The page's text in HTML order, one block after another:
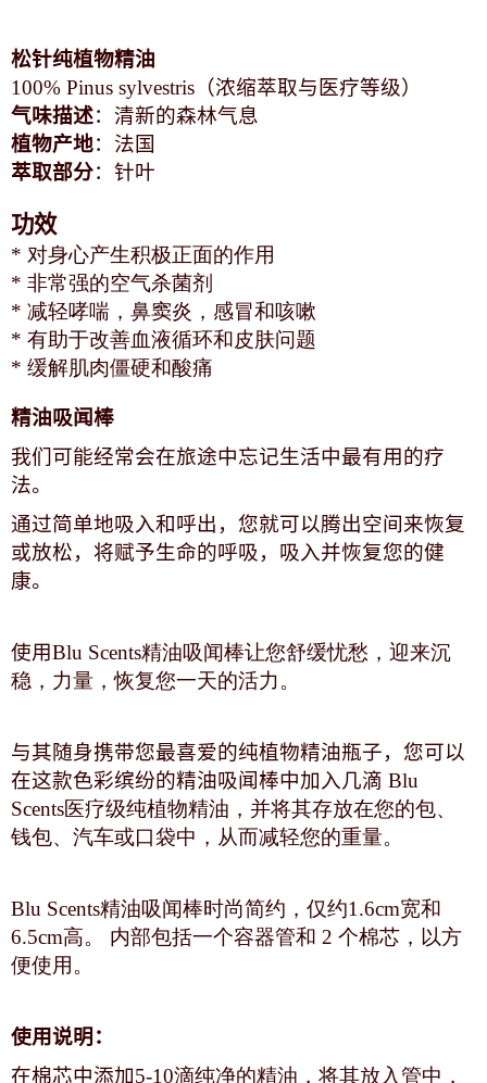
松针纯植物精油
100% Pinus sylvestris （浓缩萃取与医疗等级）
气味描述：清新的森林气息
植物产地：法国
萃取部分：针叶
功效
* 对身心产生积极正面的作用
* 非常强的空气杀菌剂
* 减轻哮喘，鼻窦炎，感冒和咳嗽
* 有助于改善血液循环和皮肤问题
* 缓解肌肉僵硬和酸痛
精油吸闻棒
我们可能经常会在旅途中忘记生活中最有用的疗
法。
通过简单地吸入和呼出，您就可以腾出空间来恢复
或放松，将赋予生命的呼吸，吸入并恢复您的健
康。
使用Blu Scents精油吸闻棒让您舒缓忧愁，迎来沉
稳，力量，恢复您一天的活力。
与其随身携带您最喜爱的纯植物精油瓶子，您可以
在这款色彩缤纷的精油吸闻棒中加入几滴 Blu
Scents医疗级纯植物精油，并将其存放在您的包、
钱包、汽车或口袋中，从而减轻您的重量。
Blu Scents精油吸闻棒时尚简约，仅约1.6cm宽和
6.5cm高。 内部包括一个容器管和 2 个棉芯，以方
便使用。
使用说明：
在棉芯中添加5-10滴纯净的精油，将其放入管中，